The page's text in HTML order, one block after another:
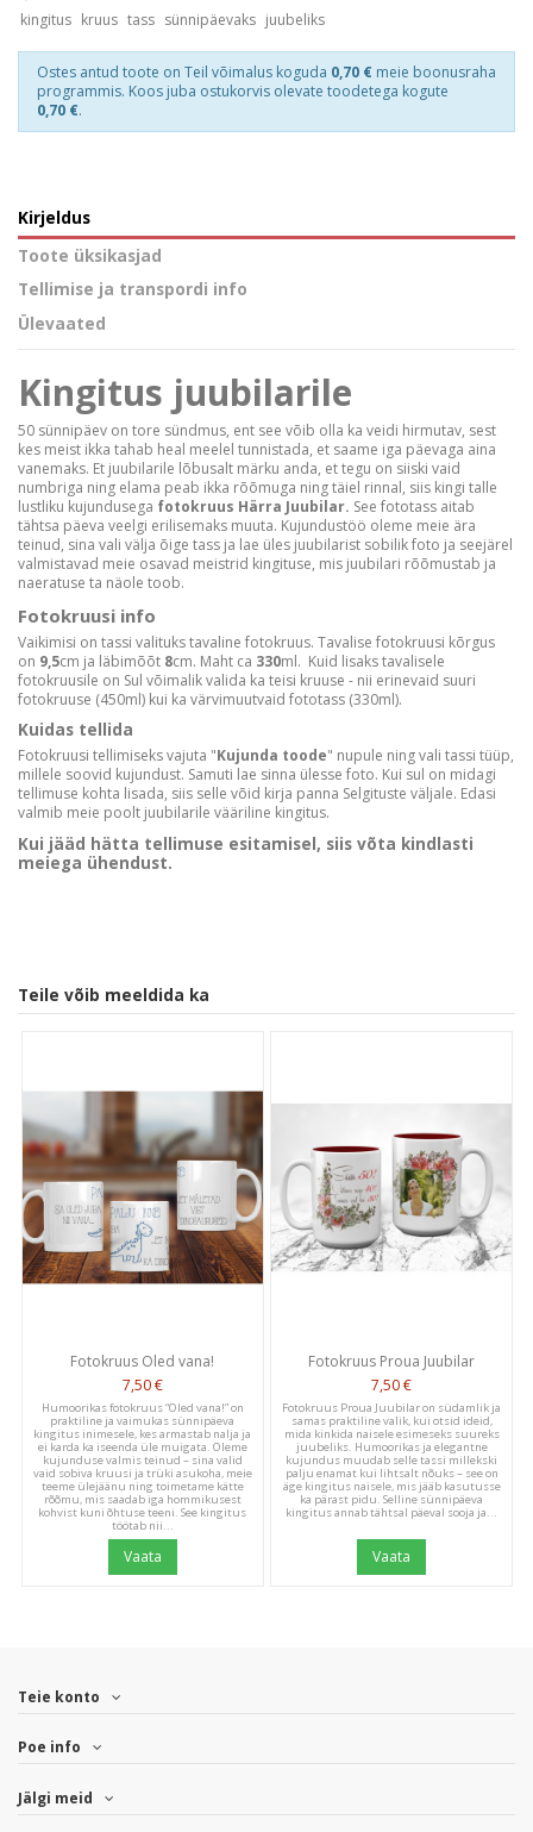
kingitus kruus tass sünnipäevaks juubeliks
Ostes antud toote on Teil võimalus koguda 0,70 € meie boonusraha
programmis. Koos juba ostukorvis olevate toodetega kogute
0,70 €.
Kirjeldus
Toote üksikasjad
Tellimise ja transpordi info
Ülevaated
Kingitus juubilarile
50 sünnipäev on tore sündmus, ent see võib olla ka veidi hirmutav, sest
kes meist ikka tahab heal meelel tunnistada, et saame iga päevaga aina
vanemaks. Et juubilarile lõbusalt märku anda, et tegu on siiski vaid
numbriga ning elama peab ikka rõõmuga ning täiel rinnal, siis kingi talle
lustliku kujundusega fotokruus Härra Juubilar. See fototass aitab
tähtsa päeva veelgi erilisemaks muuta. Kujundustöö oleme meie ära
teinud, sina vali välja õige tass ja lae üles juubilarist sobilik foto ja seejärel
valmistavad meie osavad meistrid kingituse, mis juubilari rõõmustab ja
naeratuse ta näole toob.
Fotokruusi info
Vaikimisi on tassi valituks tavaline fotokruus. Tavalise fotokruusi kõrgus
on 9,5cm ja läbimõõt 8cm. Maht ca 330ml. Kuid lisaks tavalisele
fotokruusile on Sul võimalik valida ka teisi kruuse - nii erinevaid suuri
fotokruuse (450ml) kui ka värvimuutvaid fototass (330ml).
Kuidas tellida
Fotokruusi tellimiseks vajuta "Kujunda toode" nupule ning vali tassi tüüp,
millele soovid kujundust. Samuti lae sinna ülesse foto. Kui sul on midagi
tellimuse kohta lisada, siis selle võid kirja panna Selgituste väljale. Edasi
valmib meie poolt juubilarile vääriline kingitus.
Kui jääd hätta tellimuse esitamisel, siis võta kindlasti
meiega ühendust.
Customer Reviews
We’re looking for stars!
Be the first to write a
Teile võib meeldida ka
Fotokruus Oled vana!
7,50 €
Humoorikas fotokruus “Oled vana!” on
praktiline ja vaimukas sünnipäeva
kingitus inimesele, kes armastab nalja ja
ei karda ka iseenda üle muigata. Oleme
kujunduse valmis teinud – sina valid
vaid sobiva kruusi ja trüki asukoha, meie
teeme ülejäänu ning toimetame kätte
rõõmu, mis saadab iga hommikusest
kohvist kuni õhtuse teeni. See kingitus
töötab nii...
Vaata
Fotokruus Proua Juubilar
7,50 €
Fotokruus Proua Juubilar on südamlik ja
samas praktiline valik, kui otsid ideid,
mida kinkida naisele esimeseks suureks
juubeliks. Humoorikas ja elegantne
kujundus muudab selle tassi millekski
palju enamat kui lihtsalt nõuks – see on
äge kingitus naisele, mis jääb kasutusse
ka pärast pidu. Selline sünnipäeva
kingitus annab tähtsal päeval sooja ja...
Vaata
Teie konto
Poe info
Jälgi meid